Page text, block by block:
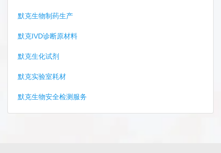
默克生物制药生产
默克IVD诊断原材料
默克生化试剂
默克实验室耗材
默克生物安全检测服务